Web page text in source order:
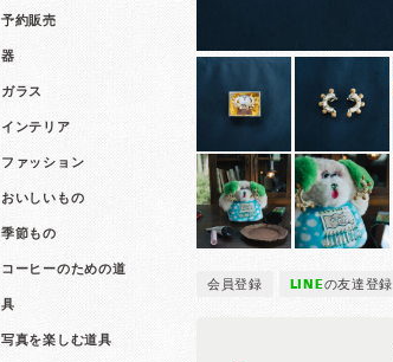
予約販売
器
ガラス
インテリア
ファッション
おいしいもの
季節もの
コーヒーのための道
具
写真を楽しむ道具
会員登録 LINEの友達登録